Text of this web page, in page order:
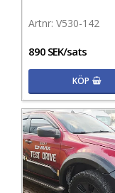
V530-142
890 SEK/sats
KÖP